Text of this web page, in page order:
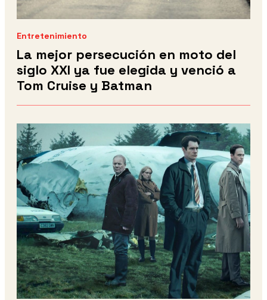
Entretenimiento
La mejor persecución en moto del
siglo XXI ya fue elegida y venció a
Tom Cruise y Batman